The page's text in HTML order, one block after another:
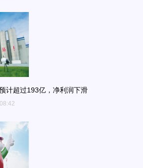
计超过193亿，净利润下滑